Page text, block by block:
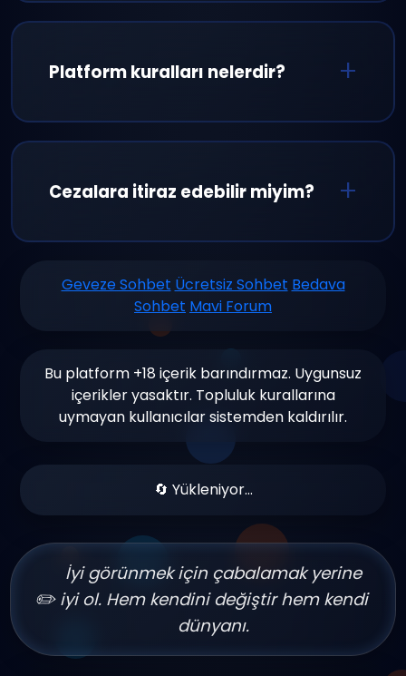
oluşturmak ve özel özelliklere erişmek için
Platform kuralları nelerdir?
paylaşımının yasak olması ve kişisel bilgi
kurallarımızdır.
Cezalara itiraz edebilir miyim?
destek ekibimize başvurabilirsiniz. Tüm
başvurular detaylı incelenir ve en kısa
sürede yanıtlanır.
Geveze Sohbet Ücretsiz Sohbet Bedava
Sohbet Mavi Forum
Bu platform +18 içerik barındırmaz. Uygunsuz
içerikler yasaktır. Topluluk kurallarına
uymayan kullanıcılar sistemden kaldırılır.
🔄 Yükleniyor...
✏️
İyi görünmek için çabalamak yerine
iyi ol. Hem kendini değiştir hem kendi
dünyanı.